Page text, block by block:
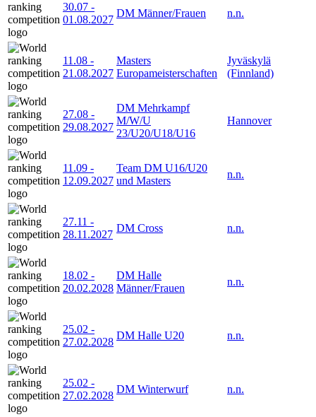
30.07 -
01.08.2027
DM Männer/Frauen n.n.
11.08 -
21.08.2027
Masters
Europameisterschaften
Jyväskylä
(Finnland)
27.08 -
29.08.2027
DM Mehrkampf
M/W/U
23/U20/U18/U16
Hannover
11.09 -
12.09.2027
Team DM U16/U20
und Masters
n.n.
27.11 -
28.11.2027
DM Cross n.n.
18.02 -
20.02.2028
DM Halle
Männer/Frauen
n.n.
25.02 -
27.02.2028
DM Halle U20 n.n.
25.02 -
27.02.2028
DM Winterwurf n.n.